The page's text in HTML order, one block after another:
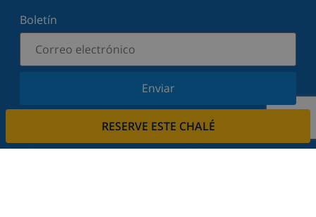
RESERVE ESTE CHALÉ
Boletín
Enviar
Suscríbase a nuestro boletín y manténgase
ofertas. Respetamos su privacidad.